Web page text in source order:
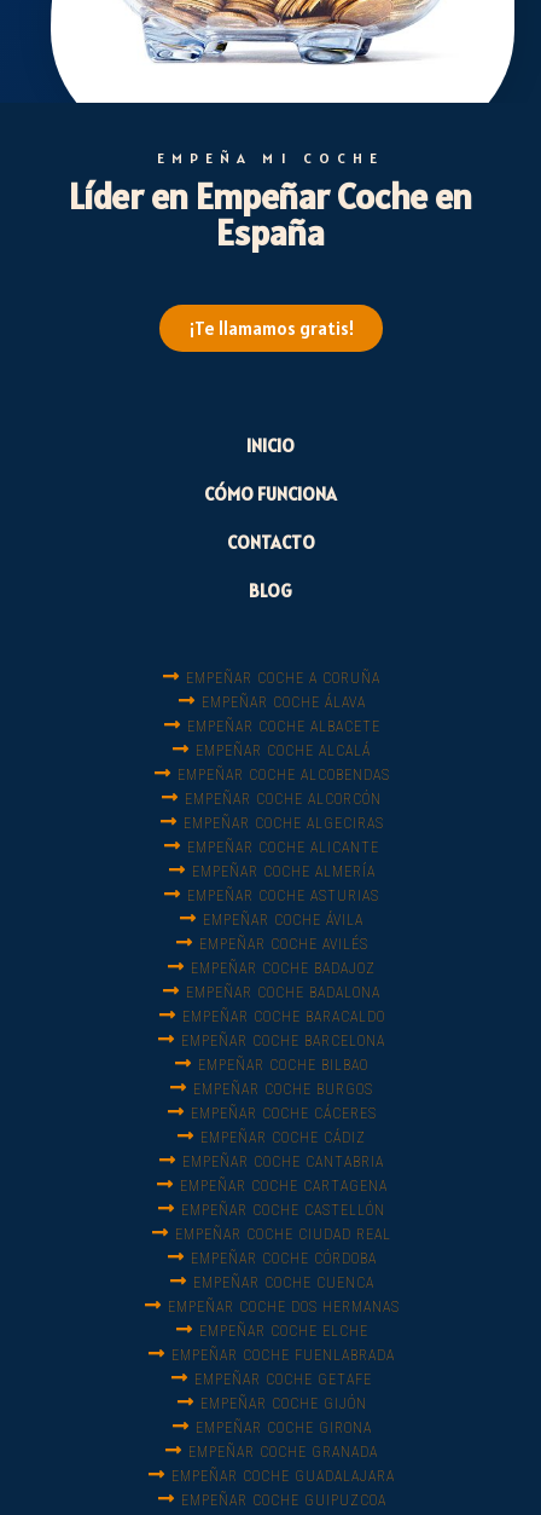
EMPEÑA MI COCHE
Líder en Empeñar Coche en
España
¡Te llamamos gratis!
INICIO
CÓMO FUNCIONA
CONTACTO
BLOG
EMPEÑAR COCHE A CORUÑA
EMPEÑAR COCHE ÁLAVA
EMPEÑAR COCHE ALBACETE
EMPEÑAR COCHE ALCALÁ
EMPEÑAR COCHE ALCOBENDAS
EMPEÑAR COCHE ALCORCÓN
EMPEÑAR COCHE ALGECIRAS
EMPEÑAR COCHE ALICANTE
EMPEÑAR COCHE ALMERÍA
EMPEÑAR COCHE ASTURIAS
EMPEÑAR COCHE ÁVILA
EMPEÑAR COCHE AVILÉS
EMPEÑAR COCHE BADAJOZ
EMPEÑAR COCHE BADALONA
EMPEÑAR COCHE BARACALDO
EMPEÑAR COCHE BARCELONA
EMPEÑAR COCHE BILBAO
EMPEÑAR COCHE BURGOS
EMPEÑAR COCHE CÁCERES
EMPEÑAR COCHE CÁDIZ
EMPEÑAR COCHE CANTABRIA
EMPEÑAR COCHE CARTAGENA
EMPEÑAR COCHE CASTELLÓN
EMPEÑAR COCHE CIUDAD REAL
EMPEÑAR COCHE CÓRDOBA
EMPEÑAR COCHE CUENCA
EMPEÑAR COCHE DOS HERMANAS
EMPEÑAR COCHE ELCHE
EMPEÑAR COCHE FUENLABRADA
EMPEÑAR COCHE GETAFE
EMPEÑAR COCHE GIJÓN
EMPEÑAR COCHE GIRONA
EMPEÑAR COCHE GRANADA
EMPEÑAR COCHE GUADALAJARA
EMPEÑAR COCHE GUIPUZCOA